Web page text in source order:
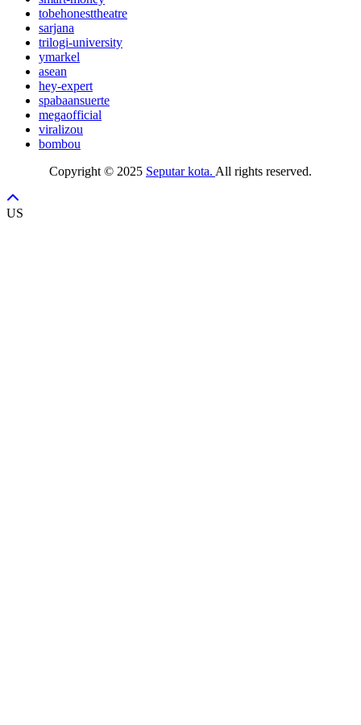
tobehonesttheatre
sarjana
trilogi-university
ymarkel
asean
hey-expert
spabaansuerte
megaofficial
viralizou
bombou
Copyright © 2025 Seputar kota. All rights reserved.
US